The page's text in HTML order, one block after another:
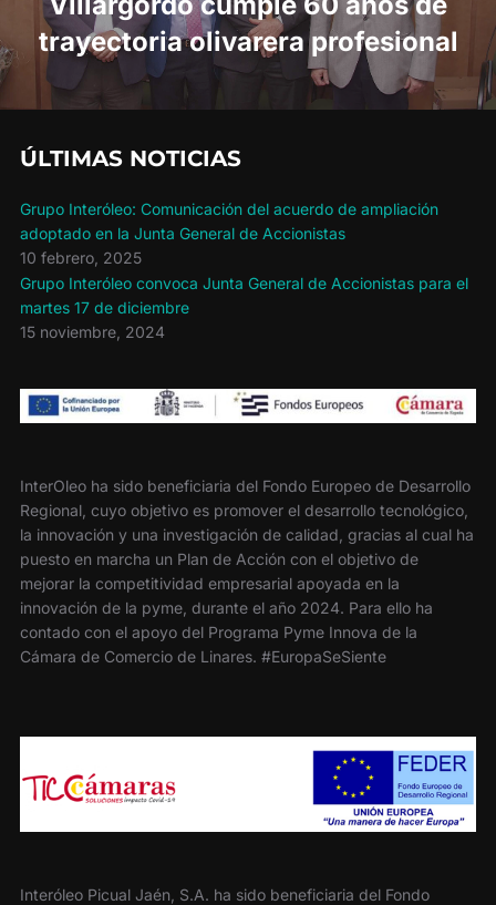
trayectoria olivarera profesional
ÚLTIMAS NOTICIAS
Grupo Interóleo: Comunicación del acuerdo de ampliación
adoptado en la Junta General de Accionistas
10 febrero, 2025
Grupo Interóleo convoca Junta General de Accionistas para el
martes 17 de diciembre
15 noviembre, 2024
InterOleo ha sido beneficiaria del Fondo Europeo de Desarrollo
Regional, cuyo objetivo es promover el desarrollo tecnológico,
la innovación y una investigación de calidad, gracias al cual ha
puesto en marcha un Plan de Acción con el objetivo de
mejorar la competitividad empresarial apoyada en la
innovación de la pyme, durante el año 2024. Para ello ha
contado con el apoyo del Programa Pyme Innova de la
Cámara de Comercio de Linares. #EuropaSeSiente
Interóleo Picual Jaén, S.A. ha sido beneficiaria del Fondo